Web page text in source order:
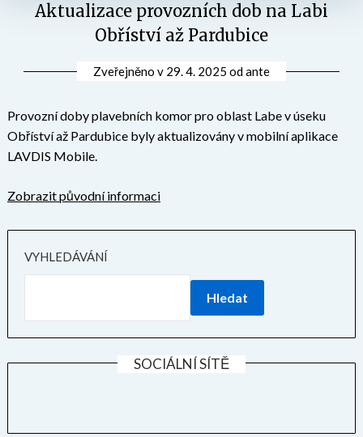
Aktualizace provozních dob na Labi
Obříství až Pardubice
Zveřejněno v 29. 4. 2025 odante
Provozní doby plavebních komor pro oblast Labe v úseku
Obříství až Pardubice byly aktualizovány v mobilní aplikace
LAVDIS Mobile.
Zobrazit původní informaci
VYHLEDÁVÁNÍ
Hledat
SOCIÁLNÍ SÍTĚ